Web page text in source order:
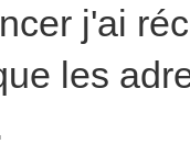
j'ai
les